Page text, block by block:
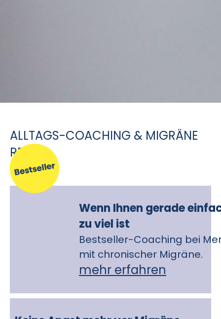
ALLTAGS-COACHING & MIGRÄNE
RELAX
Wenn Ihnen gerade
zu viel ist
Bestseller-Coaching bei
mit chronischer Migräne.
mehr erfahren